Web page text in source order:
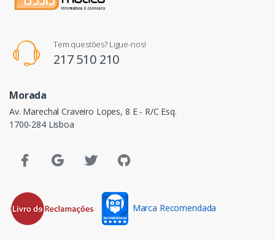
Tem questões? Ligue-nos!
217 510 210
Morada
Av. Marechal Craveiro Lopes, 8 E - R/C Esq.
1700-284 Lisboa
Marca Recomendada